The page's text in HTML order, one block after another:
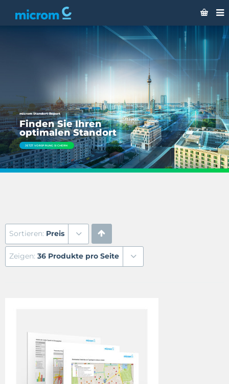
Finden Sie Ihren
optimalen Standort
microm Standort-Report
JETZT VORSPRUNG SICHERN
Sortieren: Preis
Zeigen: 36 Produkte pro Seite